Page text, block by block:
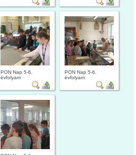
PON Nap 5-6.
évfolyam
PON Nap 5-6.
évfolyam